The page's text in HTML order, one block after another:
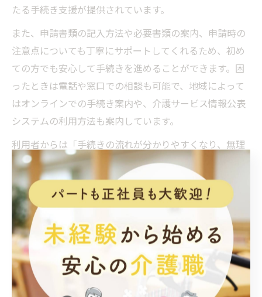
たる手続き支援が提供されています。
また、申請書類の記入方法や必要書類の案内、申請時の
注意点についても丁寧にサポートしてくれるため、初め
ての方でも安心して手続きを進めることができます。困
ったときは電話や窓口での相談も可能で、地域によって
はオンラインでの手続き案内や、介護サービス情報公表
システムの利用方法も案内しています。
利用者からは「手続きの流れが分かりやすくなり、無理
なく申請できた」といった声が多く寄せられています。
自分に合ったサービスや手続き方法を知りたい場合は、
積極的に介護保険事務所の支援を活用しましょう。
要介護認定を支える事務所活用の
知恵